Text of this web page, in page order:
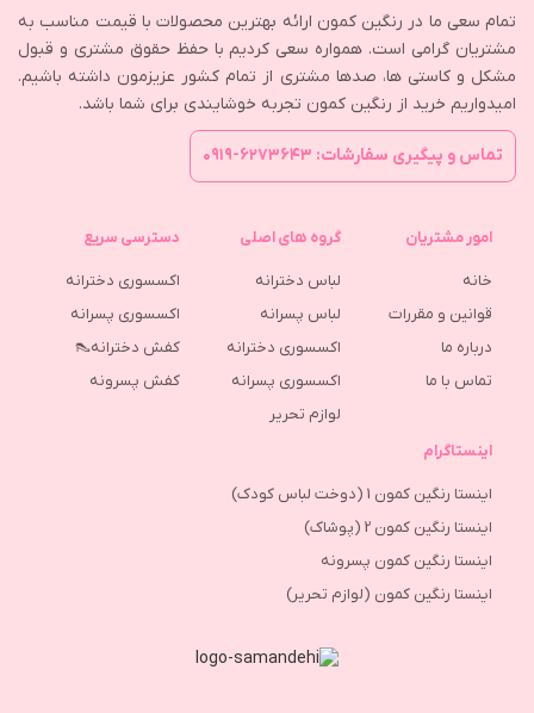
تمام سعی ما در رنگین کمون ارائه بهترین محصولات با قیمت مناسب به
مشتریان گرامی است. همواره سعی کردیم با حفظ حقوق مشتری و قبول
مشکل و کاستی ها، صدها مشتری از تمام کشور عزیزمون داشته باشیم.
امیدواریم خرید از رنگین کمون تجربه خوشایندی برای شما باشد.
تماس و پیگیری سفارشات: ۶۲۷۳۶۴۳-۰۹۱۹
امور مشتریان
خانه
قوانین و مقررات
درباره ما
تماس با ما
گروه های اصلی
لباس دخترانه
لباس پسرانه
اکسسوری دخترانه
اکسسوری پسرانه
لوازم تحریر
دسترسی سریع
اکسسوری دخترانه
اکسسوری پسرانه
کفش دخترانه👠
كفش پسرونه
اینستاگرام
اینستا رنگین کمون 1 (دوخت لباس کودک)
اینستا رنگین کمون 2 (پوشاک)
اینستا رنگین کمون پسرونه
اینستا رنگین کمون (لوازم تحریر)